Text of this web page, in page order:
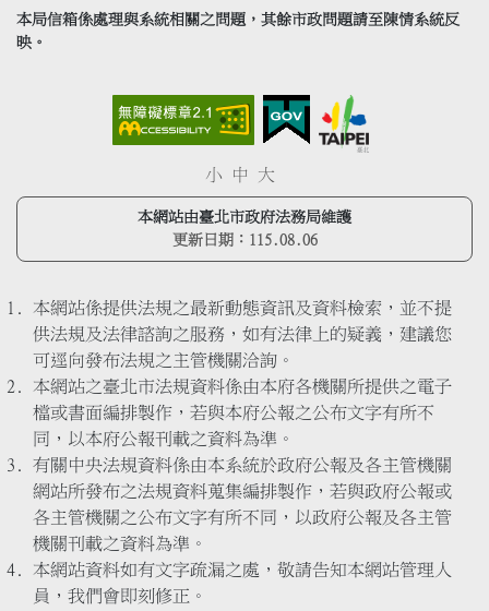
本局信箱係處理與系統相關之問題，其餘市政問題請至陳情系統反
映。
小 中 大
本網站由臺北市政府法務局維護
更新日期： 115.08.06
本網站係提供法規之最新動態資訊及資料檢索，並不提
供法規及法律諮詢之服務，如有法律上的疑義，建議您
可逕向發布法規之主管機關洽詢。
本網站之臺北市法規資料係由本府各機關所提供之電子
檔或書面編排製作，若與本府公報之公布文字有所不
同，以本府公報刊載之資料為準。
有關中央法規資料係由本系統於政府公報及各主管機關
網站所發布之法規資料蒐集編排製作，若與政府公報或
各主管機關之公布文字有所不同，以政府公報及各主管
機關刊載之資料為準。
本網站資料如有文字疏漏之處，敬請告知本網站管理人
員，我們會即刻修正。